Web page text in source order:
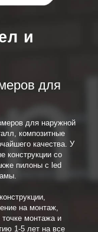
и
для
для наружной
композитные
качества. У
конструкции со
пилоны с led
на монтаж,
монтажа и
1-5 лет на все